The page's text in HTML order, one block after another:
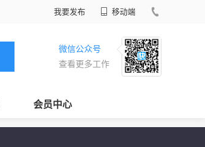
我要发布 移动端
微信公众号
查看更多工作
会员中心